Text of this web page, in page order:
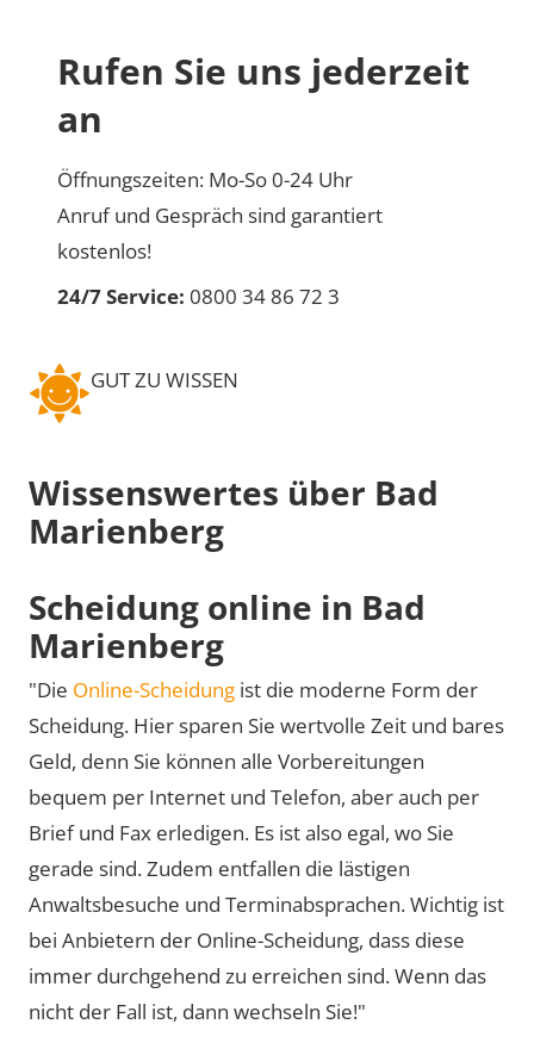
Rufen Sie uns jederzeit
an
Öffnungszeiten: Mo-So 0-24 Uhr
Anruf und Gespräch sind garantiert
kostenlos!
24/7 Service: 0800 34 86 72 3
GUT ZU WISSEN
Wissenswertes über Bad
Marienberg
Scheidung online in Bad
Marienberg
"Die Online-Scheidung ist die moderne Form der
Scheidung. Hier sparen Sie wertvolle Zeit und bares
Geld, denn Sie können alle Vorbereitungen
bequem per Internet und Telefon, aber auch per
Brief und Fax erledigen. Es ist also egal, wo Sie
gerade sind. Zudem entfallen die lästigen
Anwaltsbesuche und Terminabsprachen. Wichtig ist
bei Anbietern der Online-Scheidung, dass diese
immer durchgehend zu erreichen sind. Wenn das
nicht der Fall ist, dann wechseln Sie!"